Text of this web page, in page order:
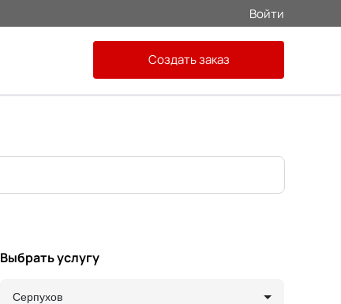
Войти
Создать заказ
Выбрать услугу
Серпухов